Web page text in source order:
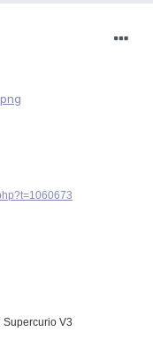
Supercurio V3